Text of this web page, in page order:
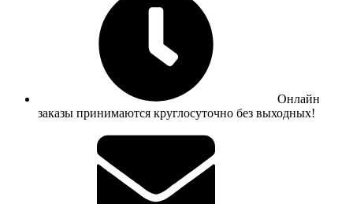
Онлайн
заказы принимаются круглосуточно без выходных!